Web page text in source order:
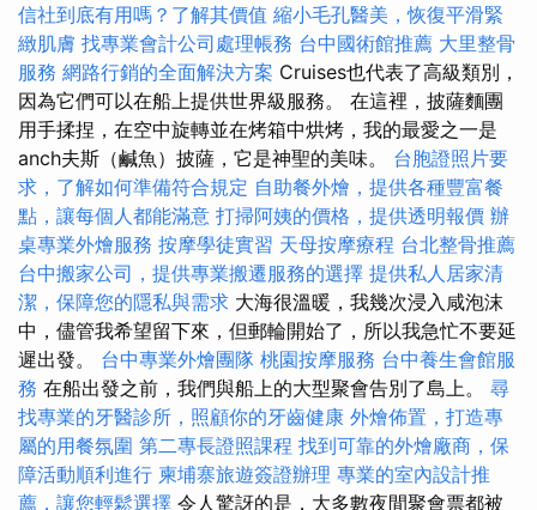
信社到底有用嗎？了解其價值 縮小毛孔醫美，恢復平滑緊
緻肌膚 找專業會計公司處理帳務 台中國術館推薦 大里整骨
服務 網路行銷的全面解決方案 Cruises也代表了高級類別，
因為它們可以在船上提供世界級服務。 在這裡，披薩麵團
用手揉捏，在空中旋轉並在烤箱中烘烤，我的最愛之一是
anch夫斯（鹹魚）披薩，它是神聖的美味。 台胞證照片要
求，了解如何準備符合規定 自助餐外燴，提供各種豐富餐
點，讓每個人都能滿意 打掃阿姨的價格，提供透明報價 辦
桌專業外燴服務 按摩學徒實習 天母按摩療程 台北整骨推薦
台中搬家公司，提供專業搬遷服務的選擇 提供私人居家清
潔，保障您的隱私與需求 大海很溫暖，我幾次浸入咸泡沫
中，儘管我希望留下來，但郵輪開始了，所以我急忙不要延
遲出發。 台中專業外燴團隊 桃園按摩服務 台中養生會館服
務 在船出發之前，我們與船上的大型聚會告別了島上。 尋
找專業的牙醫診所，照顧你的牙齒健康 外燴佈置，打造專
屬的用餐氛圍 第二專長證照課程 找到可靠的外燴廠商，保
障活動順利進行 柬埔寨旅遊簽證辦理 專業的室內設計推
薦，讓您輕鬆選擇 令人驚訝的是，大多數夜間聚會票都被